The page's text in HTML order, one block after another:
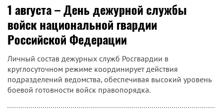
1 августа – День дежурной службы
войск национальной гвардии
Российской Федерации
Личный состав дежурных служб Росгвардии в
круглосуточном режиме координирует действия
подразделений ведомства, обеспечивая высокий уровень
боевой готовности войск правопорядка.